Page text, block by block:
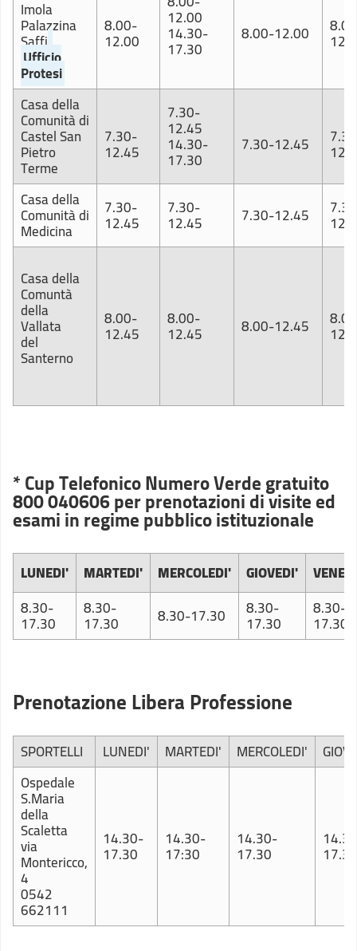
Imola
Palazzina
Saffi
Ufficio
Protesi
8.00-
12.00
12.00
14.30-
17.30
8.00-12.00
Casa della
Comunità di
Castel San
Pietro
Terme
7.30-
12.45
7.30-
12.45
14.30-
17.30
7.30-12.45
Casa della
Comunità di
Medicina
7.30-
12.45
7.30-
12.45 7.30-12.45
Casa della
Comuntà
della
Vallata
del
Santerno
8.00-
12.45
8.00-
12.45 8.00-12.45
* Cup Telefonico Numero Verde gratuito
800 040606 per prenotazioni di visite ed
esami in regime pubblico istituzionale
LUNEDI' MARTEDI' MERCOLEDI' GIOVEDI'
8.30-
17.30
8.30-
17.30 8.30-17.30 8.30-
17.30
8.30-
17.30
Prenotazione Libera Professione
SPORTELLI LUNEDI' MARTEDI' MERCOLEDI'
Ospedale
S.Maria
della
Scaletta
via
Montericco,
4
0542
662111
14.30-
17.30
14.30-
17:30
14.30-
17.30 17.30